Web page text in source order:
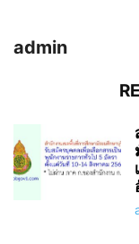
admin